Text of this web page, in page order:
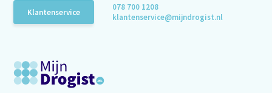
Klantenservice
078 700 1208
klantenservice@mijndrogist.nl